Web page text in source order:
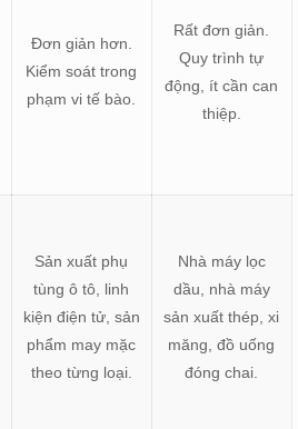
Đơn giản hơn.
Kiểm soát trong
phạm vi tế bào.
Rất đơn giản.
Quy trình tự
động, ít cần can
thiệp.
Sản xuất phụ
tùng ô tô, linh
kiện điện tử, sản
phẩm may mặc
theo từng loại.
Nhà máy lọc
dầu, nhà máy
sản xuất thép, xi
măng, đồ uống
đóng chai.